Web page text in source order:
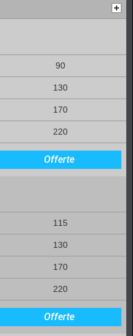
90
130
170
220
Offerte
115
130
170
220
Offerte